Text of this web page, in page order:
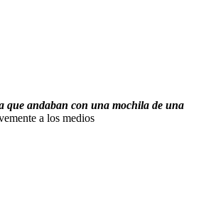
que andaban con una mochila de una
a los medios